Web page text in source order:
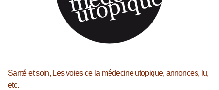
Santé et soin, Les voies de la médecine utopique, annonces, lu,
etc.